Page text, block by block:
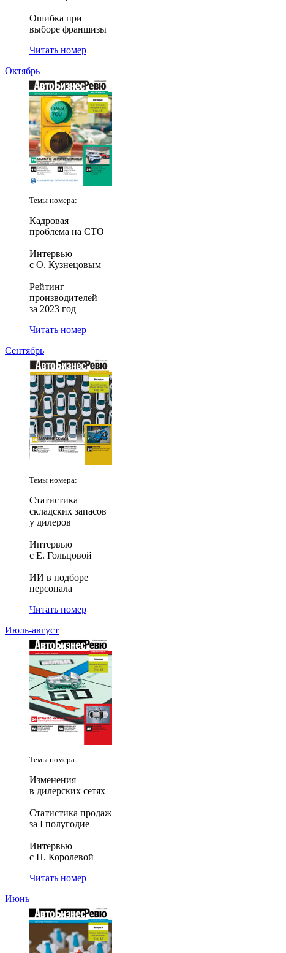
Ошибка при
выборе франшизы
Читать номер
Октябрь
Темы номера:
Кадровая
проблема на СТО
Интервью
с О. Кузнецовым
Рейтинг
производителей
за 2023 год
Читать номер
Сентябрь
Темы номера:
Статистика
складских запасов
у дилеров
Интервью
с Е. Гольцовой
ИИ в подборе
персонала
Читать номер
Июль-август
Темы номера:
Изменения
в дилерских сетях
Статистика продаж
за I полугодие
Интервью
с Н. Королевой
Читать номер
Июнь